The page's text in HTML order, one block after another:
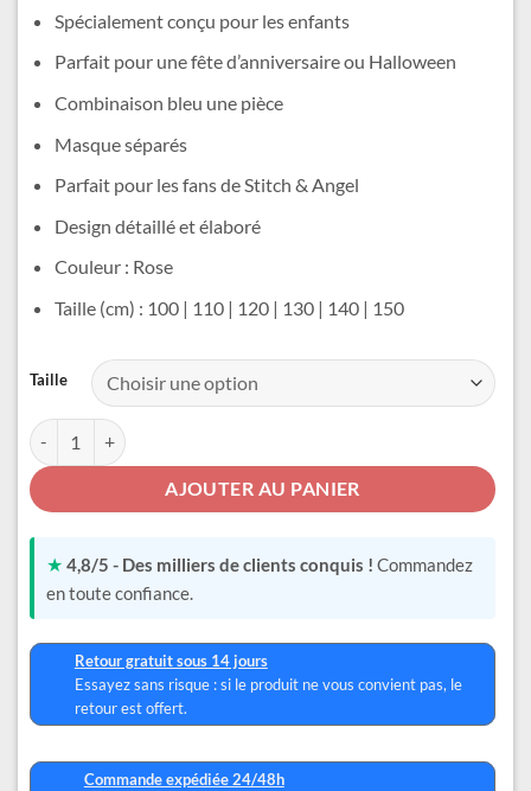
47,99 €.39,99 €.
Spécialement conçu pour les enfants
Parfait pour une fête d’anniversaire ou Halloween
Combinaison bleu une pièce
Masque séparés
Parfait pour les fans de Stitch & Angel
Design détaillé et élaboré
Couleur : Rose
Taille (cm) : 100 | 110 | 120 | 130 | 140 | 150
Taille
quantité de Déguisement Stitch Angel
AJOUTER AU PANIER
Alternative:
★ 4,8/5 - Des milliers de clients conquis ! Commandez
en toute confiance.
Retour gratuit sous 14 jours
Essayez sans risque : si le produit ne vous convient pas, le
retour est offert.
Commande expédiée 24/48h